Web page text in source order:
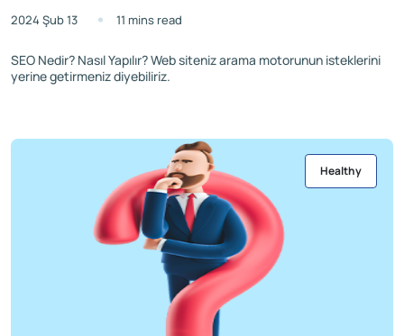
2024 Şub 13 11 mins read
SEO Nedir? Nasıl Yapılır? Web siteniz arama motorunun isteklerini
yerine getirmeniz diyebiliriz.
Healthy